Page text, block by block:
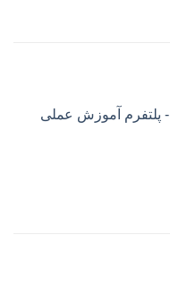
اکانت پرمیوم LabEx - پلتفرم آموزش عملی